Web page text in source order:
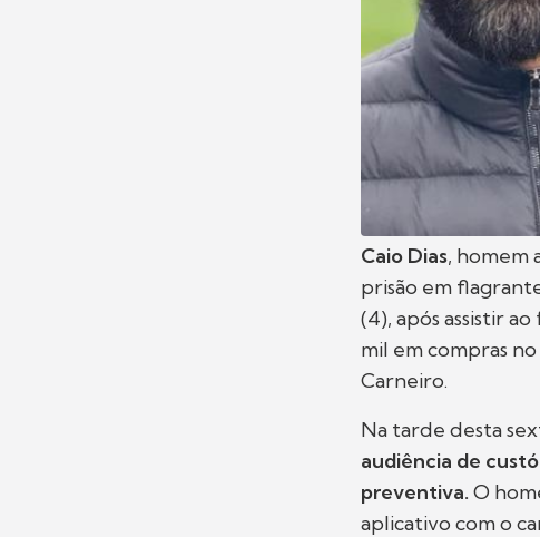
Caio Dias, homem
prisão em
(4), após assistir
mil em compras
Carneiro.
Na tarde desta
audiência de
preventiva. O
aplicativo com o